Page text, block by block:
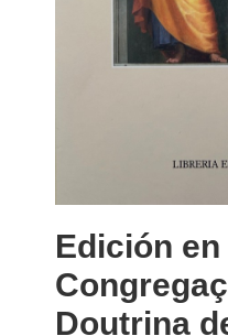
Edición
Doutrina